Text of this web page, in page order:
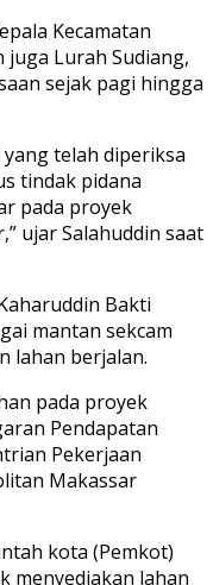
Kecamatan
juga Lurah Sudiang,
sejak pagi hingga
telah diperiksa
tindak pidana
pada proyek
ujar Salahuddin saat
Bakti
mantan sekcam
lahan berjalan.
pada proyek
Pendapatan
Pekerjaan
Makassar
kota (Pemkot)
menyediakan lahan